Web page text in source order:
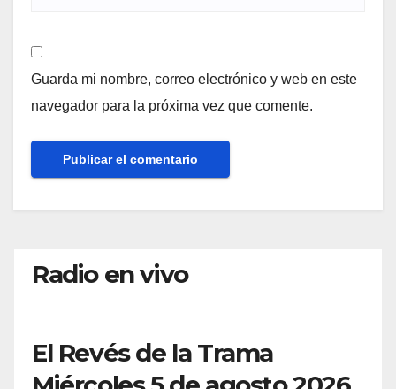
Guarda mi nombre, correo electrónico y web en este
navegador para la próxima vez que comente.
Radio en vivo
El Revés de la Trama